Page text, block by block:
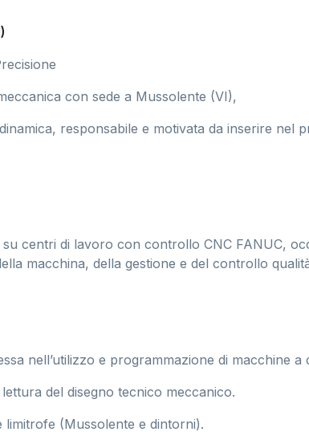
con sede a Mussolente (VI),
responsabile e motivata da inserire nel
centri di lavoro con controllo CNC FANUC,
macchina, della gestione e del controllo
nell’utilizzo e programmazione di macchine
del disegno tecnico meccanico.
limitrofe (Mussolente e dintorni).